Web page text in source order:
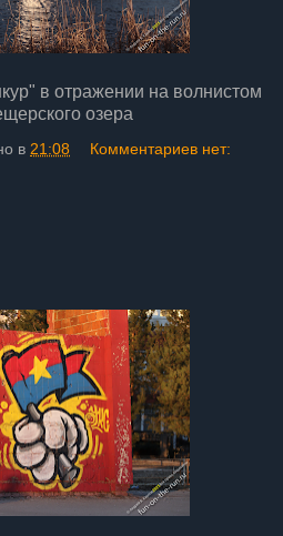
в отражении на волнистом
озера
в 21:08 Комментариев нет: